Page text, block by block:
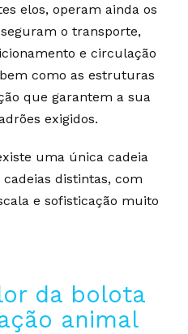
elos, operam ainda os
o transporte,
e circulação
como as estruturas
que garantem a sua
exigidos.
uma única cadeia
distintas, com
e sofisticação muito
da bolota
animal